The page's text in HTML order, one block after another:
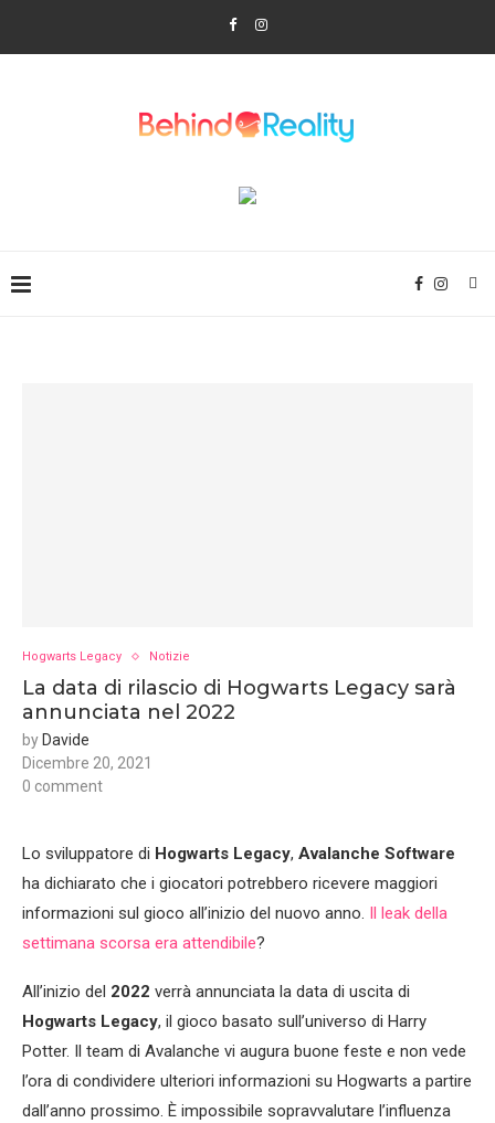
Hogwarts Legacy Notizie
La data di rilascio di Hogwarts Legacy sarà
annunciata nel 2022
by Davide
Dicembre 20, 2021
0 comment
Lo sviluppatore di Hogwarts Legacy, Avalanche Software
ha dichiarato che i giocatori potrebbero ricevere maggiori
informazioni sul gioco all’inizio del nuovo anno. Il leak della
settimana scorsa era attendibile?
All’inizio del 2022 verrà annunciata la data di uscita di
Hogwarts Legacy, il gioco basato sull’universo di Harry
Potter. Il team di Avalanche vi augura buone feste e non vede
l’ora di condividere ulteriori informazioni su Hogwarts a partire
dall’anno prossimo. È impossibile sopravvalutare l’influenza